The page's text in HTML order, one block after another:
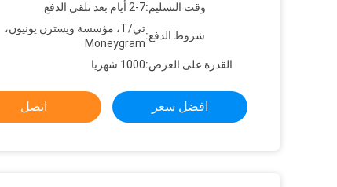
وقت التسليم:2-7 أيام بعد تلقي الدفع
شروط الدفع:
تي/T، مؤسسة ويسترن يونيون،
Moneygram
القدرة على العرض:1000 شهريا
افضل سعر اتصل